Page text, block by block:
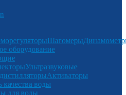
Шагомеры
оборудование
Ультразвуковые
Активаторы
качества воды
для воды